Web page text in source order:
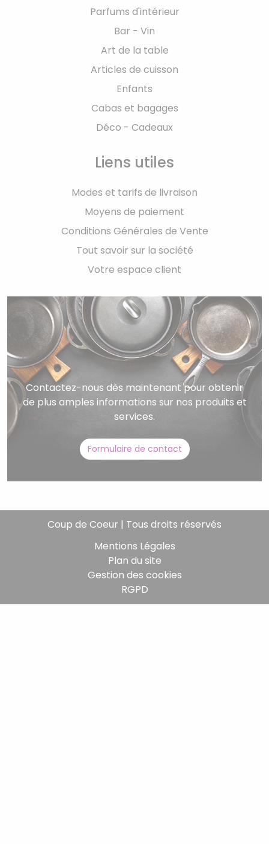
Parfums d'intérieur
Bar - Vin
Art de la table
Articles de cuisson
Enfants
Cabas et bagages
Déco - Cadeaux
Liens utiles
Modes et tarifs de livraison
Moyens de paiement
Conditions Générales de Vente
Tout savoir sur la société
Votre espace client
Contactez-nous dès maintenant pour obtenir
de plus amples informations sur nos produits et
services.
Formulaire de contact
Coup de Coeur | Tous droits réservés
Mentions Légales
Plan du site
Gestion des cookies
RGPD